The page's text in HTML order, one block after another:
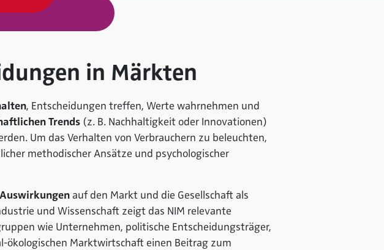
in Märkten
, Entscheidungen treffen, Werte wahrnehmen und
Trends (z. B. Nachhaltigkeit oder Innovationen)
Um das Verhalten von Verbrauchern zu beleuchten,
methodischer Ansätze und psychologischer
auf den Markt und die Gesellschaft als
und Wissenschaft zeigt das NIM relevante
wie Unternehmen, politische Entscheidungsträger,
ökologischen Marktwirtschaft einen Beitrag zum